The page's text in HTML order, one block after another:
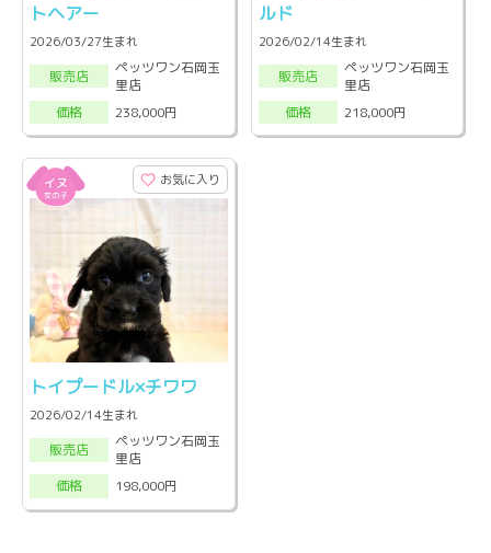
トヘアー
2026/03/27生まれ
販売店
ペッツワン石岡玉
里店
価格
238,000円
ルド
2026/02/14生まれ
販売店
ペッツワン石岡玉
里店
価格
218,000円
お気に入り
トイプードル×チワワ
2026/02/14生まれ
販売店
ペッツワン石岡玉
里店
価格
198,000円